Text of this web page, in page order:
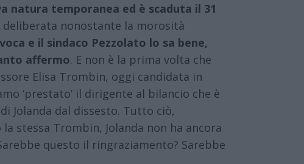
natura temporanea ed è scaduta il 31
deliberata nonostante la morosità
e il sindaco Pezzolato lo sa bene,
affermo. E non è la prima volta che
Elisa Trombin, oggi candidata in
‘prestato’ il dirigente al bilancio che è
Jolanda dal dissesto. Tutto ciò,
stessa Trombin, Jolanda non ha ancora
questo il ringraziamento? Sarebbe